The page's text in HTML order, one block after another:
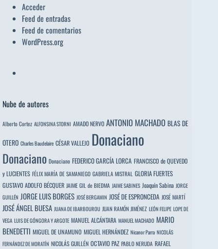
Acceder
Feed de entradas
Feed de comentarios
WordPress.org
Nube de autores
Alberto Cortez ALFONSINA STORNI AMADO NERVO ANTONIO MACHADO BLAS DE
OTERO Charles Baudelaire CÉSAR VALLEJO Donaciano
Donaciano Donaciano FEDERICO GARCÍA LORCA FRANCISCO de QUEVEDO
y LUCIENTES FÉLIX MARÍA DE SAMANIEGO GABRIELA MISTRAL GLORIA FUERTES
GUSTAVO ADOLFO BÉCQUER JAIME GIL de BIEDMA JAIME SABINES Joaquín Sabina JORGE
GUILLÉN JORGE LUIS BORGES JOSÉ BERGAMIN JOSÉ DE ESPRONCEDA JOSÉ MARTÍ
JOSÉ ÁNGEL BUESA JUANA DE IBARBOUROU JUAN RAMÓN JIMÉNEZ LEÓN FELIPE LOPE DE
VEGA LUIS DE GÓNGORA Y ARGOTE MANUEL ALCÁNTARA MANUEL MACHADO MARIO
BENEDETTI MIGUEL DE UNAMUNO MIGUEL HERNÁNDEZ Nicanor Parra NICOLÁS
FERNÁNDEZ DE MORATÍN NICOLÁS GUILLÉN OCTAVIO PAZ PABLO NERUDA RAFAEL